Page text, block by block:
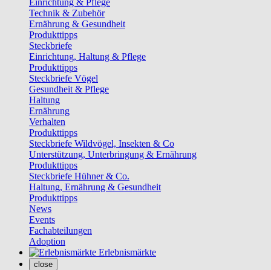
Einrichtung & Pflege
Technik & Zubehör
Ernährung & Gesundheit
Produkttipps
Steckbriefe
Einrichtung, Haltung & Pflege
Produkttipps
Steckbriefe Vögel
Gesundheit & Pflege
Haltung
Ernährung
Verhalten
Produkttipps
Steckbriefe Wildvögel, Insekten & Co
Unterstützung, Unterbringung & Ernährung
Produkttipps
Steckbriefe Hühner & Co.
Haltung, Ernährung & Gesundheit
Produkttipps
News
Events
Fachabteilungen
Adoption
Erlebnismärkte
close